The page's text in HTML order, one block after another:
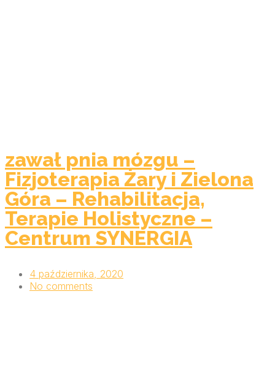
zawał pnia mózgu –
Fizjoterapia Żary i Zielona
Góra – Rehabilitacja,
Terapie Holistyczne –
Centrum SYNERGIA
4 października, 2020
No comments